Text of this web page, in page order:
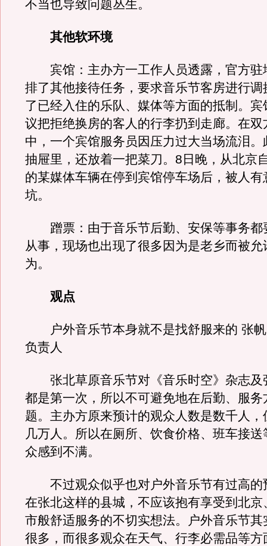
不当也导致问题丛生。
其他软环境
宾馆：主办方一工作人员透露，官方驻
排了其他接待任务，要求音乐节客房进行调
了已经入住的乐队、媒体等方面的抵制。宾
议把拒绝换房的客人的行李扔到走廊。在双
中，一个宾馆服务员因压力过大当场流泪。
抽屉里，还放着一把菜刀。8日晚，从北京
的某媒体车辆在停到宾馆停车场后，被人有
坑。
蹭票：由于音乐节后勤、安保等事务都
从事，现场也出现了很多因为是老乡而被允
为。
观点
户外音乐节本身就不是找舒服来的 张帆
负责人
张北草原音乐节对《音乐时空》杂志及
都是第一次，所以不可避免地在后勤、服务
题。主办方原来预计的观众人数是数千人，
几万人。所以在厕所、饮食价格、班车接
众感到不满。
不过观众似乎也对户外音乐节有过高的
在张北这样的县城，不应该抱有享受到北京
市般舒适服务的不切实想法。户外音乐节其
很多，而很多观众在天气、行李必需品等方